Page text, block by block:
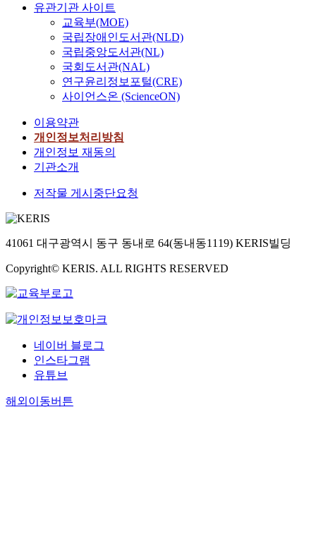
유관기관 사이트
교육부(MOE)
국립장애인도서관(NLD)
국립중앙도서관(NL)
국회도서관(NAL)
연구윤리정보포털(CRE)
사이언스온 (ScienceON)
이용약관
개인정보처리방침
개인정보 재동의
기관소개
저작물 게시중단요청
41061 대구광역시 동구 동내로 64(동내동1119) KERIS빌딩
Copyright© KERIS. ALL RIGHTS RESERVED
네이버 블로그
인스타그램
유튜브
해외이동버튼